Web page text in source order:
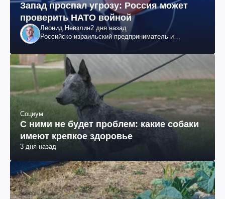
Запад проспал угрозу: Россия может
проверить НАТО войной
Леонид Невзлин2 дня назад
Российско-израильский предприниматель и
"ЮКОСа"
Социум
С ними не будет проблем: какие собаки
имеют крепкое здоровье
3 дня назад